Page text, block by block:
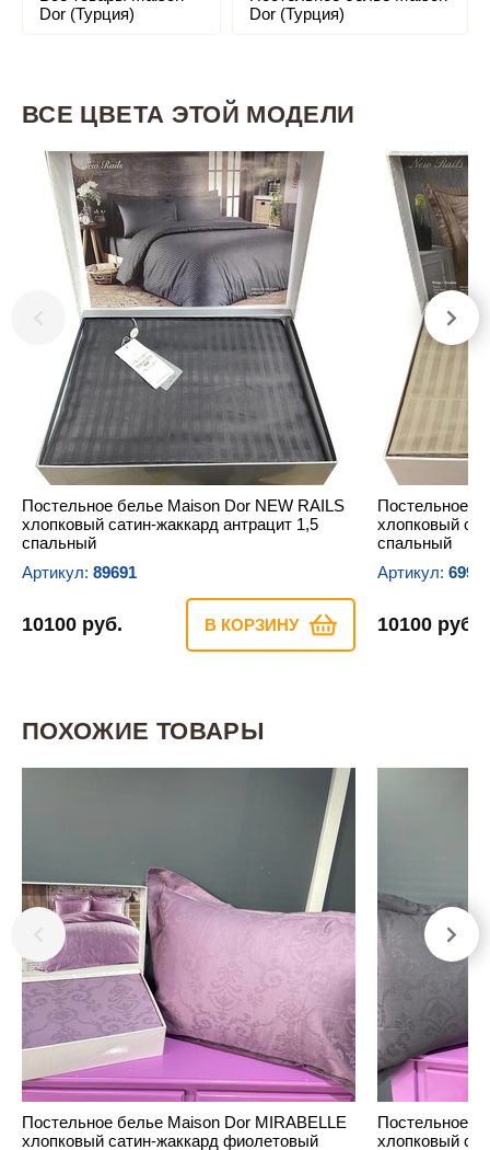
Dor (Турция)
Dor (Турция)
ВСЕ ЦВЕТА ЭТОЙ МОДЕЛИ
Постельное белье Maison Dor NEW RAILS
хлопковый сатин-жаккард антрацит 1,5
спальный
Артикул: 89691
10100 руб. В КОРЗИНУ
Постельное
хлопковый
спальный
Артикул:
10100 руб.
ПОХОЖИЕ ТОВАРЫ
Постельное белье Maison Dor MIRABELLE
хлопковый сатин-жаккард фиолетовый
Постельное
хлопковый